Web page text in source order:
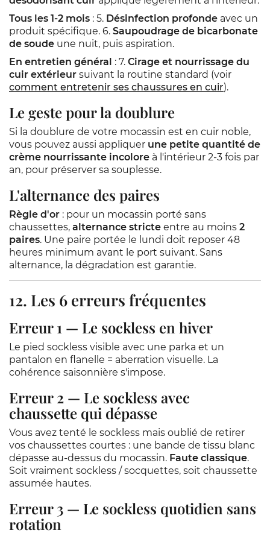
Tous les 1-2 mois : 5. Désinfection profonde avec un
produit spécifique. 6. Saupoudrage de bicarbonate
de soude une nuit, puis aspiration.
En entretien général : 7. Cirage et nourrissage du
cuir extérieur suivant la routine standard (voir
comment entretenir ses chaussures en cuir).
Le geste pour la doublure
Si la doublure de votre mocassin est en cuir noble,
vous pouvez aussi appliquer une petite quantité de
crème nourrissante incolore à l'intérieur 2-3 fois par
an, pour préserver sa souplesse.
L'alternance des paires
Règle d'or : pour un mocassin porté sans
chaussettes, alternance stricte entre au moins 2
paires. Une paire portée le lundi doit reposer 48
heures minimum avant le port suivant. Sans
alternance, la dégradation est garantie.
12. Les 6 erreurs fréquentes
Erreur 1 — Le sockless en hiver
Le pied sockless visible avec une parka et un
pantalon en flanelle = aberration visuelle. La
cohérence saisonnière s'impose.
Erreur 2 — Le sockless avec
chaussette qui dépasse
Vous avez tenté le sockless mais oublié de retirer
vos chaussettes courtes : une bande de tissu blanc
dépasse au-dessus du mocassin. Faute classique.
Soit vraiment sockless / socquettes, soit chaussette
assumée hautes.
Erreur 3 — Le sockless quotidien sans
rotation